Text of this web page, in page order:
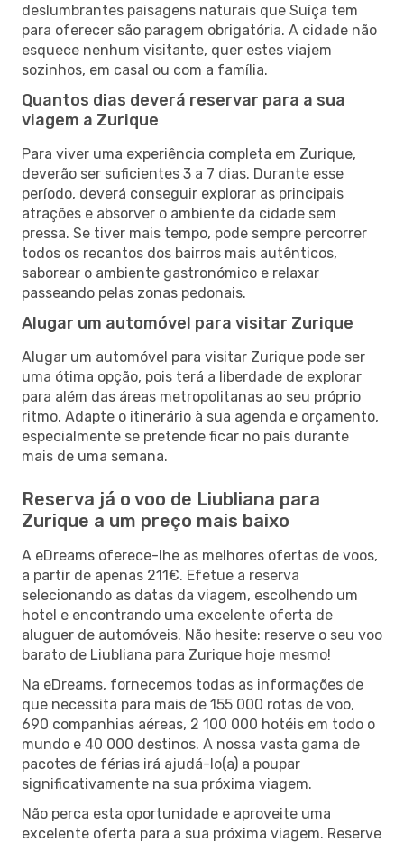
deslumbrantes paisagens naturais que Suíça tem
para oferecer são paragem obrigatória. A cidade não
esquece nenhum visitante, quer estes viajem
sozinhos, em casal ou com a família.
Quantos dias deverá reservar para a sua
viagem a Zurique
Para viver uma experiência completa em Zurique,
deverão ser suficientes 3 a 7 dias. Durante esse
período, deverá conseguir explorar as principais
atrações e absorver o ambiente da cidade sem
pressa. Se tiver mais tempo, pode sempre percorrer
todos os recantos dos bairros mais autênticos,
saborear o ambiente gastronómico e relaxar
passeando pelas zonas pedonais.
Alugar um automóvel para visitar Zurique
Alugar um automóvel para visitar Zurique pode ser
uma ótima opção, pois terá a liberdade de explorar
para além das áreas metropolitanas ao seu próprio
ritmo. Adapte o itinerário à sua agenda e orçamento,
especialmente se pretende ficar no país durante
mais de uma semana.
Reserva já o voo de Liubliana para
Zurique a um preço mais baixo
A eDreams oferece-lhe as melhores ofertas de voos,
a partir de apenas 211€. Efetue a reserva
selecionando as datas da viagem, escolhendo um
hotel e encontrando uma excelente oferta de
aluguer de automóveis. Não hesite: reserve o seu voo
barato de Liubliana para Zurique hoje mesmo!
Na eDreams, fornecemos todas as informações de
que necessita para mais de 155 000 rotas de voo,
690 companhias aéreas, 2 100 000 hotéis em todo o
mundo e 40 000 destinos. A nossa vasta gama de
pacotes de férias irá ajudá-lo(a) a poupar
significativamente na sua próxima viagem.
Não perca esta oportunidade e aproveite uma
excelente oferta para a sua próxima viagem. Reserve